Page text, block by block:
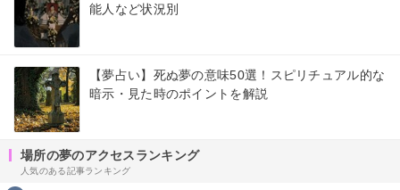
能人など状況別
【夢占い】死ぬ夢の意味50選！スピリチュアル的な
暗示・見た時のポイントを解説
場所の夢のアクセスランキング
人気のある記事ランキング